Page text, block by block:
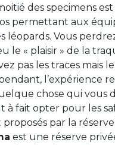
des specimens
permettant aux
léopards. Vous
le « plaisir » de la
pas les traces mais
l’expérience
chose qui vous
à fait opter pour les
par la
est une réserve